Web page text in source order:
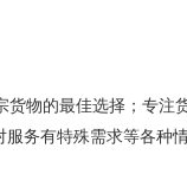
物的最佳选择；专注
务有特殊需求等各种